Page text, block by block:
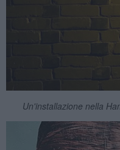
Un'installazione nella